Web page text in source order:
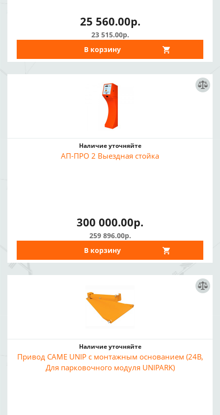
25 560.00р.
23 515.00р.
В корзину
Наличие уточняйте
АП-ПРО 2 Выездная стойка
300 000.00р.
259 896.00р.
В корзину
Наличие уточняйте
Привод CAME UNIP с монтажным основанием (24В,
Для парковочного модуля UNIPARK)